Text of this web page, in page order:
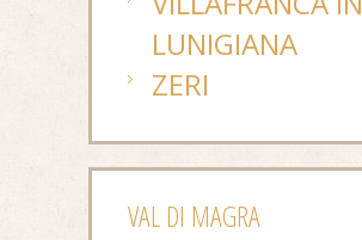
LUNIGIANA
ZERI
VAL DI MAGRA